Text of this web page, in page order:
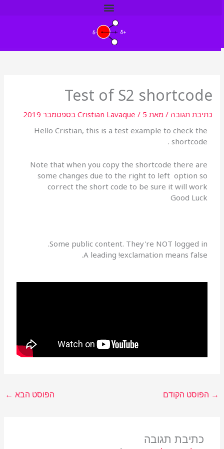
Test of S2 shortcode
כתיבת תגובה / מאת Cristian Lavaque/5 בספטמבר 2019
Hello Cristian, this is a test example to check the
shortcode .
Note that when you copy the shortcode there are
some changes due to the right to left option so
correct the short code to be sure it will work
Good Luck
Some public content. They're NOT logged in.
A leading !exclamation means false.
→ הפוסט הקודם הפוסט הבא ←
כתיבת תגובה